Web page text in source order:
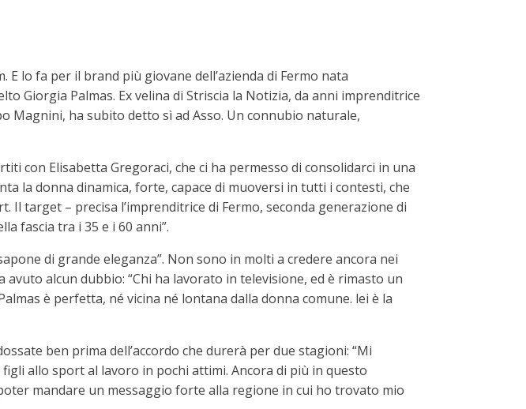
E lo fa per il brand più giovane dell’azienda di Fermo nata
Giorgia Palmas. Ex velina di Striscia la Notizia, da anni imprenditrice
Magnini, ha subito detto sì ad Asso. Un connubio naturale,
con Elisabetta Gregoraci, che ci ha permesso di consolidarci in una
la donna dinamica, forte, capace di muoversi in tutti i contesti, che
target – precisa l’imprenditrice di Fermo, seconda generazione di
fascia tra i 35 e i 60 anni”.
di grande eleganza”. Non sono in molti a credere ancora nei
alcun dubbio: “Chi ha lavorato in televisione, ed è rimasto un
è perfetta, né vicina né lontana dalla donna comune. lei è la
ben prima dell’accordo che durerà per due stagioni: “Mi
allo sport al lavoro in pochi attimi. Ancora di più in questo
mandare un messaggio forte alla regione in cui ho trovato mio